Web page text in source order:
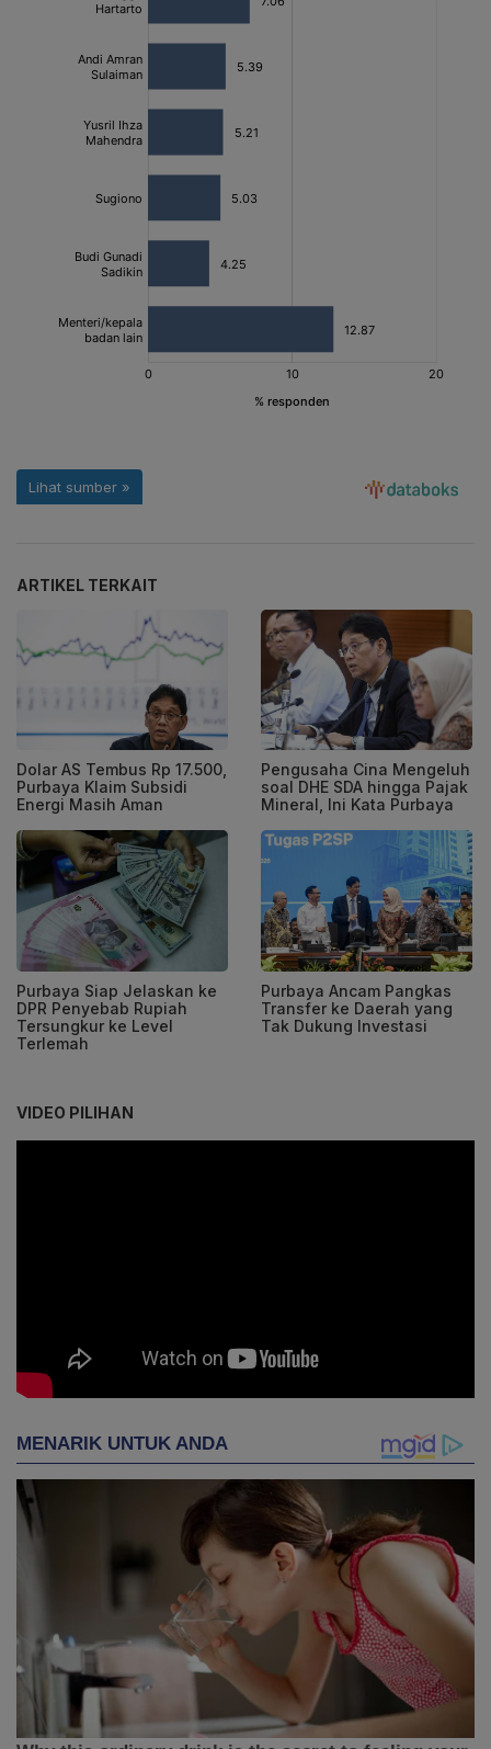
ARTIKEL TERKAIT
Dolar AS Tembus Rp 17.500,
Purbaya Klaim Subsidi
Energi Masih Aman
Pengusaha Cina Mengeluh
soal DHE SDA hingga Pajak
Mineral, Ini Kata Purbaya
Purbaya Siap Jelaskan ke
DPR Penyebab Rupiah
Tersungkur ke Level
Terlemah
Purbaya Ancam Pangkas
Transfer ke Daerah yang
Tak Dukung Investasi
VIDEO PILIHAN